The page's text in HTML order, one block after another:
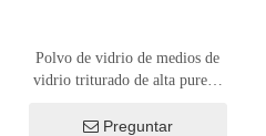
Polvo de vidrio de medios de
vidrio triturado de alta pureza
Preguntar